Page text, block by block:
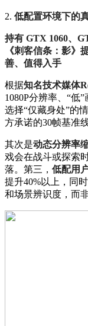
2. 低配置环境下的
持有 GTX 1060、
《刺客信条：影》
善、值得入手
根据知名技术媒体
1080P分辨率、“低
选择“仅藏身处”的
方承诺的30帧基准线
其次是动态分辨率
戏会在战斗或探索
落。第三， 低配用
提升40%以上，同
和场景辨识度，而